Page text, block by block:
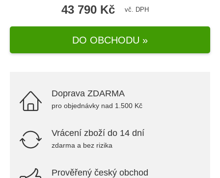
43 790 Kč vč. DPH
DO OBCHODU »
Doprava ZDARMA
pro objednávky nad 1.500 Kč
Vrácení zboží do 14 dní
zdarma a bez rizika
Prověřený český obchod